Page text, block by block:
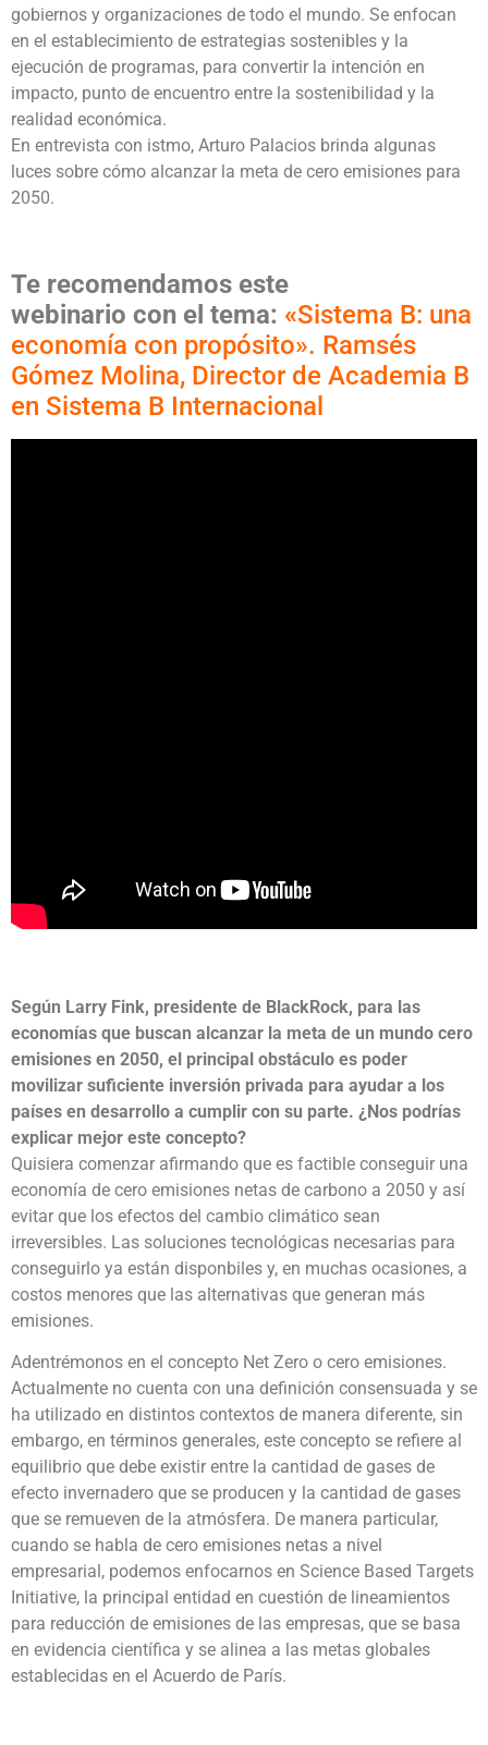
gobiernos y organizaciones de todo el mundo. Se enfocan
en el establecimiento de estrategias sostenibles y la
ejecución de programas, para convertir la intención en
impacto, punto de encuentro entre la sostenibilidad y la
realidad económica.
En entrevista con istmo, Arturo Palacios brinda algunas
luces sobre cómo alcanzar la meta de cero emisiones para
2050.
Te recomendamos este
webinario con el tema: «Sistema B: una
economía con propósito». Ramsés
Gómez Molina, Director de Academia B
en Sistema B Internacional
Según Larry Fink, presidente de BlackRock, para las
economías que buscan alcanzar la meta de un mundo cero
emisiones en 2050, el principal obstáculo es poder
movilizar suficiente inversión privada para ayudar a los
países en desarrollo a cumplir con su parte. ¿Nos podrías
explicar mejor este concepto?
Quisiera comenzar afirmando que es factible conseguir una
economía de cero emisiones netas de carbono a 2050 y así
evitar que los efectos del cambio climático sean
irreversibles. Las soluciones tecnológicas necesarias para
conseguirlo ya están disponbiles y, en muchas ocasiones, a
costos menores que las alternativas que generan más
emisiones.
Adentrémonos en el concepto Net Zero o cero emisiones.
Actualmente no cuenta con una definición consensuada y se
ha utilizado en distintos contextos de manera diferente, sin
embargo, en términos generales, este concepto se refiere al
equilibrio que debe existir entre la cantidad de gases de
efecto invernadero que se producen y la cantidad de gases
que se remueven de la atmósfera. De manera particular,
cuando se habla de cero emisiones netas a nivel
empresarial, podemos enfocarnos en Science Based Targets
Initiative, la principal entidad en cuestión de lineamientos
para reducción de emisiones de las empresas, que se basa
en evidencia científica y se alinea a las metas globales
establecidas en el Acuerdo de París.